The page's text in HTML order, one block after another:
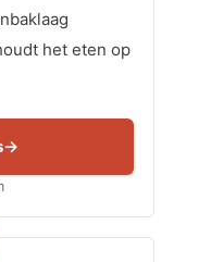
het eten op